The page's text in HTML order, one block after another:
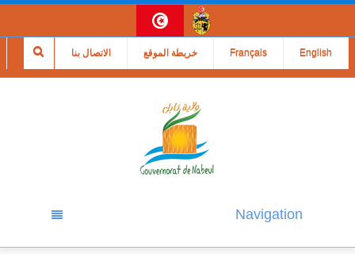
الاتصال بنا خريطة الموقع Français English
Navigation